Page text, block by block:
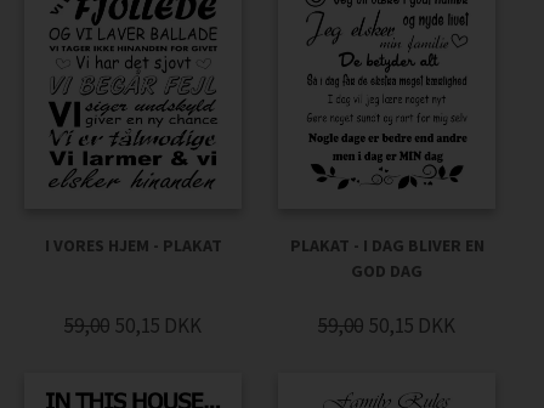
I VORES HJEM - PLAKAT
59,00 50,15 DKK
PLAKAT - I DAG BLIVER EN
GOD DAG
59,00 50,15 DKK